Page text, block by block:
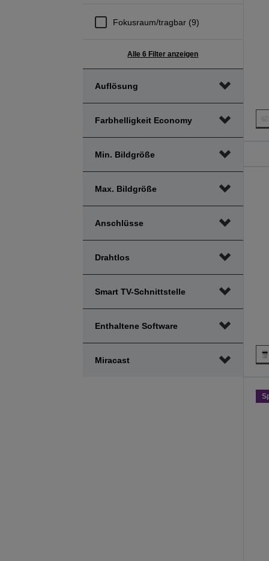
Fokusraum/tragbar (9)
Alle 6 Filter anzeigen
Auflösung
Farbhelligkeit Economy
Min. Bildgröße
Max. Bildgröße
Anschlüsse
Drahtlos
Smart TV-Schnittstelle
Enthaltene Software
Miracast